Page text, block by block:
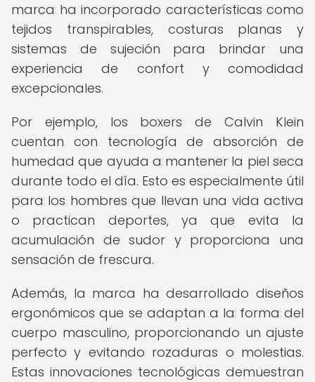
marca ha incorporado características como
tejidos transpirables, costuras planas y
sistemas de sujeción para brindar una
experiencia de confort y comodidad
excepcionales.
Por ejemplo, los boxers de Calvin Klein
cuentan con tecnología de absorción de
humedad que ayuda a mantener la piel seca
durante todo el día. Esto es especialmente útil
para los hombres que llevan una vida activa
o practican deportes, ya que evita la
acumulación de sudor y proporciona una
sensación de frescura.
Además, la marca ha desarrollado diseños
ergonómicos que se adaptan a la forma del
cuerpo masculino, proporcionando un ajuste
perfecto y evitando rozaduras o molestias.
Estas innovaciones tecnológicas demuestran